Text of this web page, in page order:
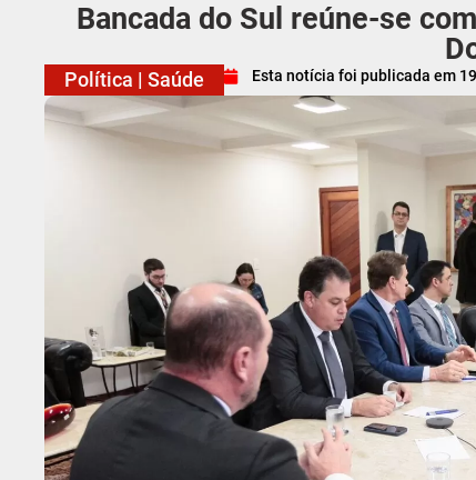
Bancada do Sul reúne-se
Política | Saúde Esta notícia foi publicada em